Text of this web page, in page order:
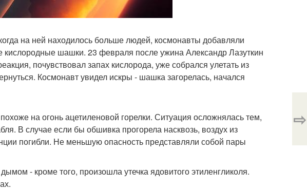
на ней находилось больше людей, космонавты добавляли
кислородные шашки. 23 февраля после ужина Александр Лазуткин
почувствовал запах кислорода, уже собрался улетать из
Космонавт увидел искры - шашка загорелась, начался
на огонь ацетиленовой горелки. Ситуация осложнялась тем,
В случае если бы обшивка прогорела насквозь, воздух из
погибли. Не меньшую опасность представляли собой пары
- кроме того, произошла утечка ядовитого этиленгликоля.
⇨